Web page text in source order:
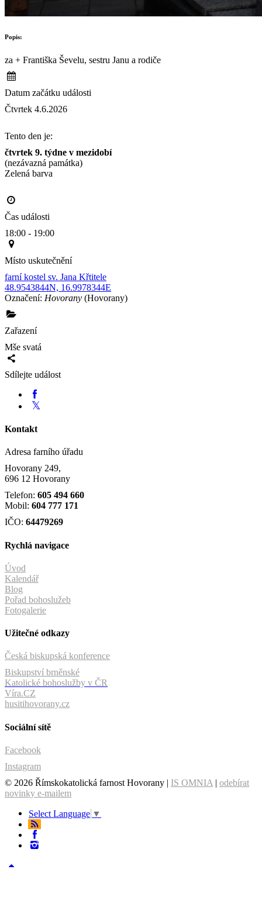
Popis:
za + Františka Ševelu, sestru Janu a rodiče
Datum začátku události
Čtvrtek 4.6.2026
Tento den je:
čtvrtek 9. týdne v mezidobí
(nezávazná památka)
Zelená barva
Čas události
18:00 - 19:00
Místo uskutečnění
farní kostel sv. Jana Křtitele
48.9543844N, 16.9978344E
Označení: Hovorany (Hovorany)
Zařazení
Mše svatá
Sdílejte událost
Kontakt
Adresa farního úřadu
Hovorany 249,
696 12 Hovorany
Telefon: 605 494 660
Mobil: 604 777 171
IČO: 64479269
Rychlá navigace
Úvod
Kalendář
Blog
Pořad bohoslužeb
Fotogalerie
Užitečné odkazy
Česká biskupská konference
Biskupství brněnské
Katolické bohoslužby v ČR
Víra.CZ
husitihovorany.cz
Sociální sítě
Facebook
Instagram
© 2026 Římskokatolická farnost Hovorany | IS OMNIA | odebírat
novinky e-mailem
Select Language ▼